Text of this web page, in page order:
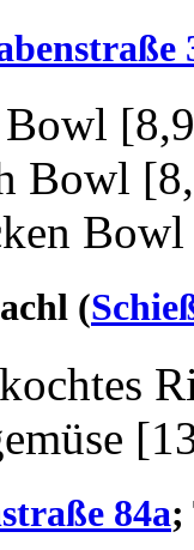
Bowl
(
84a;